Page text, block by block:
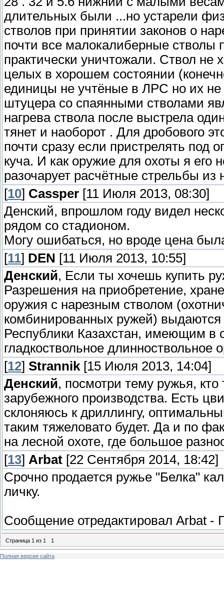
длительных были ...но устарели
стволов при принятии законов о
почти все малокалиберные стволы
практически уничтожали. Ствол
целых в хорошем состоянии
единицы не учтёные в ЛРС но их
штуцера со спаянными стволами
нагрева ствола после выстрела
тянет и наоборот . Для дробового
почти сразу если пристрелять под
куча. И как оружие для охоты я его
разочарует расчётные стрельбы из
[10] Cassper [11 Июля 2013, 08:30]
Денский, впрошлом году видел
рядом со стадионом.
Могу ошибаться, но вроде цена
[11] DEN [11 Июля 2013, 10:55]
Денский, Если ты хочешь купить
Разрешения на приобретение,
оружия с нарезным стволом
комбинированных ружей) выдаются
Республики Казахстан, имеющим в
гладкоствольное длинноствольное
[12] Strannik [15 Июля 2013, 14:04]
Денский, посмотри тему ружья,
зарубежного производства. Есть
склоняюсь к дриллингу,
таким тяжеловато будет. Да и по
на лесной охоте, где большое
[13] Arbat [22 Сентября 2014, 18:42]
Срочно продается ружье "Белка"
личку.
Сообщение отредактировал Arbat -
Страница 1 из 1 1
Полная версия сайта